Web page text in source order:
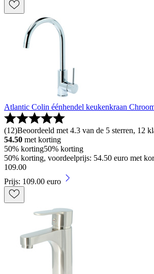
Atlantic Colin éénhendel keukenkraan
(12)Beoordeeld met 4.3 van de 5 sterren, 12
54.50 met korting
50% korting50% korting
50% korting, voordeelprijs: 54.50 euro met
109.00
Prijs: 109.00 euro